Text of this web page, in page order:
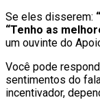
Se eles disserem:
“Tenho as
um ouvinte do
Você pode
sentimentos do
incentivador,